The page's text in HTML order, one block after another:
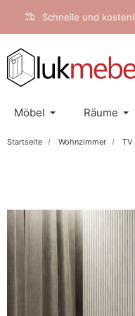
Schnelle und
Möbel Räume
Startseite Wohnzimmer TV